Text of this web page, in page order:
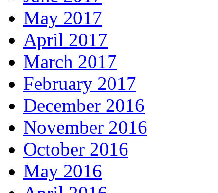
May 2017
April 2017
March 2017
February 2017
December 2016
November 2016
October 2016
May 2016